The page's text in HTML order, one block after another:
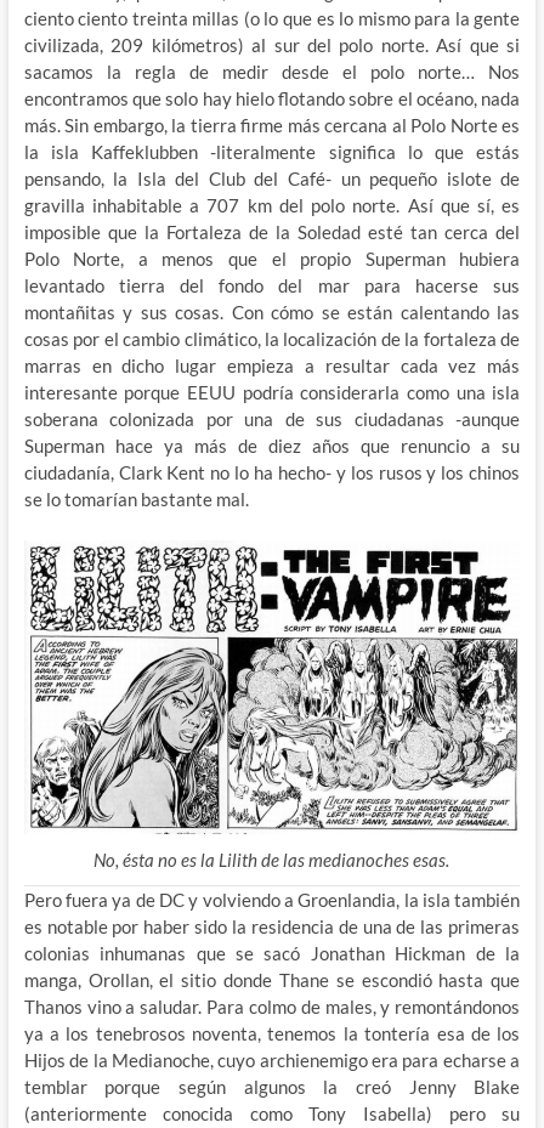
ciento ciento treinta millas (o lo que es lo mismo para la gente
civilizada, 209 kilómetros) al sur del polo norte. Así que si
sacamos la regla de medir desde el polo norte… Nos
encontramos que solo hay hielo flotando sobre el océano, nada
más. Sin embargo, la tierra firme más cercana al Polo Norte es
la isla Kaffeklubben -literalmente significa lo que estás
pensando, la Isla del Club del Café- un pequeño islote de
gravilla inhabitable a 707 km del polo norte. Así que sí, es
imposible que la Fortaleza de la Soledad esté tan cerca del
Polo Norte, a menos que el propio Superman hubiera
levantado tierra del fondo del mar para hacerse sus
montañitas y sus cosas. Con cómo se están calentando las
cosas por el cambio climático, la localización de la fortaleza de
marras en dicho lugar empieza a resultar cada vez más
interesante porque EEUU podría considerarla como una isla
soberana colonizada por una de sus ciudadanas -aunque
Superman hace ya más de diez años que renuncio a su
ciudadanía, Clark Kent no lo ha hecho- y los rusos y los chinos
se lo tomarían bastante mal.
No, ésta no es la Lilith de las medianoches esas.
Pero fuera ya de DC y volviendo a Groenlandia, la isla también
es notable por haber sido la residencia de una de las primeras
colonias inhumanas que se sacó Jonathan Hickman de la
manga, Orollan, el sitio donde Thane se escondió hasta que
Thanos vino a saludar. Para colmo de males, y remontándonos
ya a los tenebrosos noventa, tenemos la tontería esa de los
Hijos de la Medianoche, cuyo archienemigo era para echarse a
temblar porque según algunos la creó Jenny Blake
(anteriormente conocida como Tony Isabella) pero su